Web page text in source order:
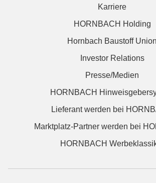
Karriere
HORNBACH Holding
Hornbach Baustoff Union
Investor Relations
Presse/Medien
HORNBACH
Lieferant werden bei
Marktplatz-Partner werden bei
HORNBACH